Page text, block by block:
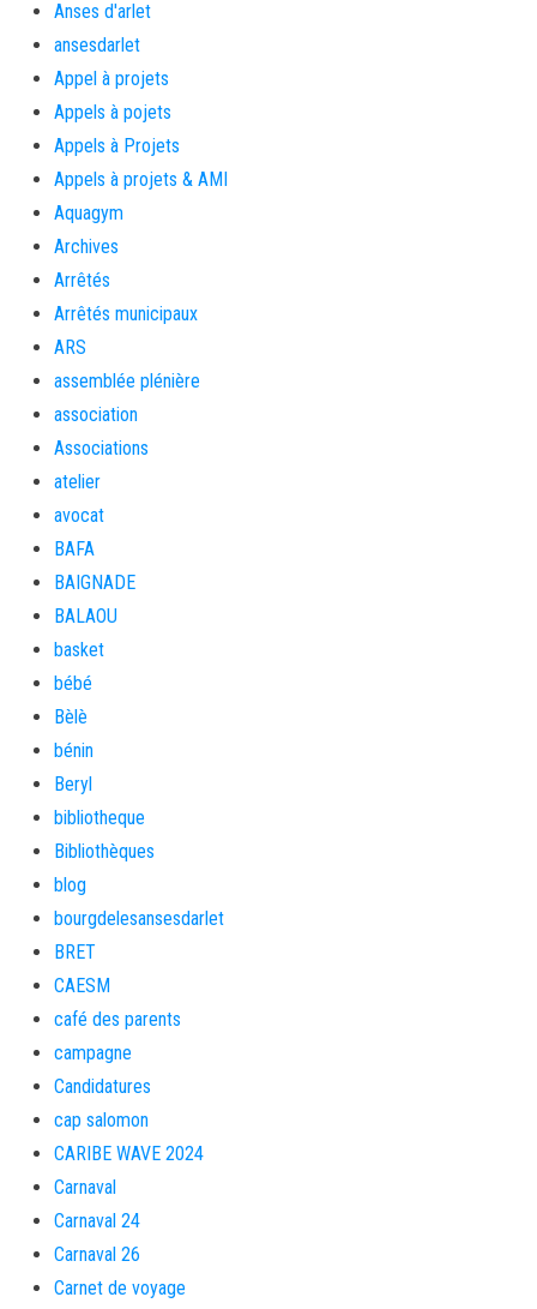
Anses d'arlet
ansesdarlet
Appel à projets
Appels à pojets
Appels à Projets
Appels à projets & AMI
Aquagym
Archives
Arrêtés
Arrêtés municipaux
ARS
assemblée plénière
association
Associations
atelier
avocat
BAFA
BAIGNADE
BALAOU
basket
bébé
Bèlè
bénin
Beryl
bibliotheque
Bibliothèques
blog
bourgdelesansesdarlet
BRET
CAESM
café des parents
campagne
Candidatures
cap salomon
CARIBE WAVE 2024
Carnaval
Carnaval 24
Carnaval 26
Carnet de voyage